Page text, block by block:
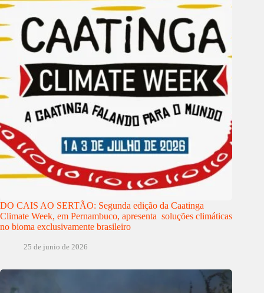
DO CAIS AO SERTÃO: Segunda edição da Caatinga
Climate Week, em Pernambuco, apresenta soluções climáticas
no bioma exclusivamente brasileiro
25 de junio de 2026